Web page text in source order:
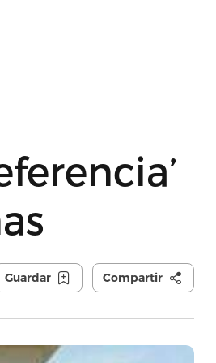
Guardar Compartir